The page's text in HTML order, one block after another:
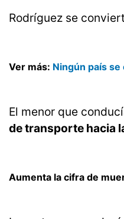
Rodríguez se
Ver más: Ningún país
El menor que
de transporte hacia
Aumenta la cifra de